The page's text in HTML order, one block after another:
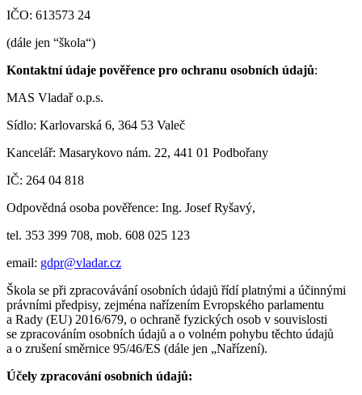
IČO: 613573 24
(dále jen “škola“)
Kontaktní údaje pověřence pro ochranu osobních údajů:
MAS Vladař o.p.s.
Sídlo: Karlovarská 6, 364 53 Valeč
Kancelář: Masarykovo nám. 22, 441 01 Podbořany
IČ: 264 04 818
Odpovědná osoba pověřence: Ing. Josef Ryšavý,
tel. 353 399 708, mob. 608 025 123
email: gdpr@vladar.cz
Škola se při zpracovávání osobních údajů řídí platnými a účinnými
právními předpisy, zejména nařízením Evropského parlamentu
a Rady (EU) 2016/679, o ochraně fyzických osob v souvislosti
se zpracováním osobních údajů a o volném pohybu těchto údajů
a o zrušení směrnice 95/46/ES (dále jen „Nařízení).
Účely zpracování osobních údajů: